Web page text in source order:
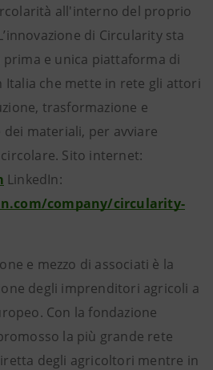
all'interno del proprio
di Circularity sta
prima e unica piattaforma di
Italia che mette in rete gli attori
trasformazione e
materiali, per avviare
Sito internet:
LinkedIn:
company/circularity-
e mezzo di associati è la
degli imprenditori agricoli a
Con la fondazione
la più grande rete
degli agricoltori mentre in